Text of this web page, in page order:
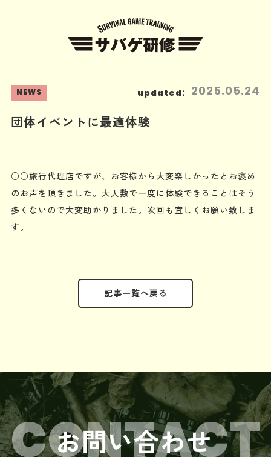
NEWS updated: 2025.05.24
団体イベントに最適体験
○○旅行代理店ですが、お客様から大変楽しかったとお褒め
のお声を頂きました。大人数で一度に体験できることはそう
多くないので大変助かりました。次回も宜しくお願い致しま
す。
記事一覧へ戻る
お問い合わせ
CONTACT